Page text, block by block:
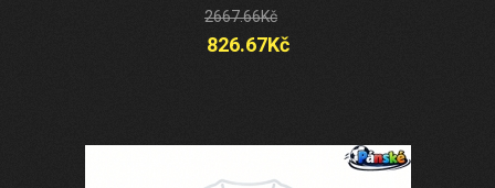
2667.66Kč
826.67Kč